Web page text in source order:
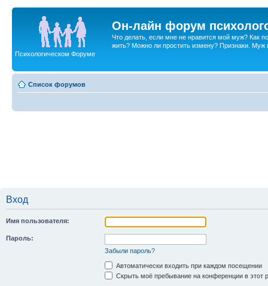
Он-лайн форум
Что делать, если мне не нравится мой муж? Как
жить? Можно ли простить измену? Признаки. Муж
Психологическом Форуме
Список форумов
Вход
Имя пользователя:
Пароль:
Забыли пароль?
Автоматически входить при каждом посещении
Скрыть моё пребывание на конференции в этот